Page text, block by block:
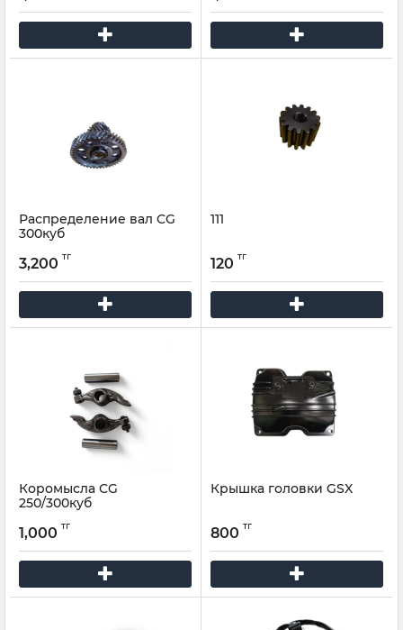
Распределение вал CG
300куб
3,200 тг
111
120 тг
Коромысла CG
250/300куб
1,000 тг
Крышка головки GSX
800 тг